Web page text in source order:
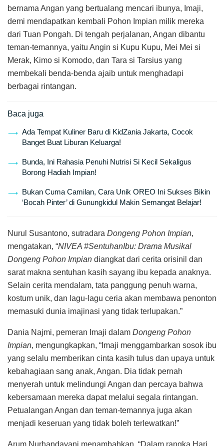
bernama Angan yang bertualang mencari ibunya, Imaji,
demi mendapatkan kembali Pohon Impian milik mereka
dari Tuan Pongah. Di tengah perjalanan, Angan dibantu
teman-temannya, yaitu Angin si Kupu Kupu, Mei Mei si
Merak, Kimo si Komodo, dan Tara si Tarsius yang
membekali benda-benda ajaib untuk menghadapi
berbagai rintangan.
Baca juga
Ada Tempat Kuliner Baru di KidZania Jakarta, Cocok
Banget Buat Liburan Keluarga!
Bunda, Ini Rahasia Penuhi Nutrisi Si Kecil Sekaligus
Borong Hadiah Impian!
Bukan Cuma Camilan, Cara Unik OREO Ini Sukses Bikin
‘Bocah Pinter’ di Gunungkidul Makin Semangat Belajar!
Nurul Susantono, sutradara Dongeng Pohon Impian,
mengatakan, “NIVEA #SentuhanIbu: Drama Musikal
Dongeng Pohon Impian diangkat dari cerita orisinil dan
sarat makna sentuhan kasih sayang ibu kepada anaknya.
Selain cerita mendalam, tata panggung penuh warna,
kostum unik, dan lagu-lagu ceria akan membawa penonton
memasuki dunia imajinasi yang tidak terlupakan.”
Dania Najmi, pemeran Imaji dalam Dongeng Pohon
Impian, mengungkapkan, “Imaji menggambarkan sosok ibu
yang selalu memberikan cinta kasih tulus dan upaya untuk
kebahagiaan sang anak, Angan. Dia tidak pernah
menyerah untuk melindungi Angan dan percaya bahwa
kebersamaan mereka dapat melalui segala rintangan.
Petualangan Angan dan teman-temannya juga akan
menjadi keseruan yang tidak boleh terlewatkan!”
Arum Nurhandayani menambahkan, “Dalam rangka Hari